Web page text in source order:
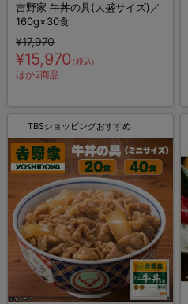
吉野家 牛丼の具(大盛サイズ)／
160g×30食
¥17,970
¥15,970（税込）
ほか2商品
TBSショッピングおすすめ